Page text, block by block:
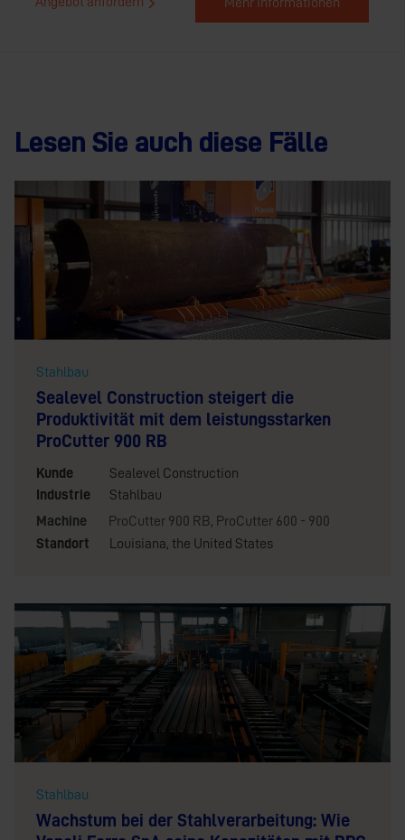
Lesen Sie auch diese Fälle
Stahlbau
Sealevel Construction steigert die
Produktivität mit dem leistungsstarken
ProCutter 900 RB
Kunde
Sealevel Construction
Industrie
Stahlbau
Machine
ProCutter 900 RB, ProCutter 600 - 900
Standort
Louisiana, the United States
Stahlbau
Wachstum bei der Stahlverarbeitung: Wie